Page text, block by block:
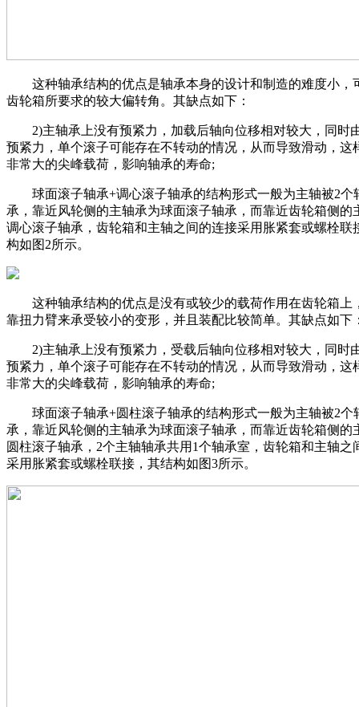
这种轴承结构的优点是轴承本身的设计和制造的难度小，
齿轮箱所要求的较大偏转角。其缺点如下：
2)主轴承上没有预紧力，加载后轴向位移相对较大，同时
预紧力，单个滚子可能存在不转动的情况，从而导致滑动，这
非常大的尖峰载荷，影响轴承的寿命;
球面滚子轴承+调心滚子轴承的结构形式一般为主轴被2个
承，靠近风轮侧的主轴承为球面滚子轴承，而靠近齿轮箱侧的
调心滚子轴承，齿轮箱和主轴之间的连接采用胀紧套或螺栓联
构如图2所示。
这种轴承结构的优点是没有或较少的载荷作用在齿轮箱上
靠扭力臂来承受较小的变形，并且装配比较简单。其缺点如下
2)主轴承上没有预紧力，受载后轴向位移相对较大，同时
预紧力，单个滚子可能存在不转动的情况，从而导致滑动，这
非常大的尖峰载荷，影响轴承的寿命;
球面滚子轴承+圆柱滚子轴承的结构形式一般为主轴被2个
承，靠近风轮侧的主轴承为球面滚子轴承，而靠近齿轮箱侧的
圆柱滚子轴承，2个主轴轴承共用1个轴承室，齿轮箱和主轴之
采用胀紧套或螺栓联接，其结构如图3所示。